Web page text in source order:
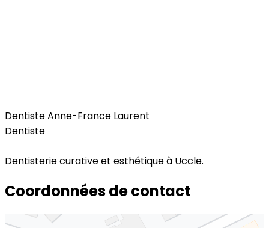
Dentiste Anne-France Laurent
Dentiste
Dentisterie curative et esthétique à Uccle.
Coordonnées de contact